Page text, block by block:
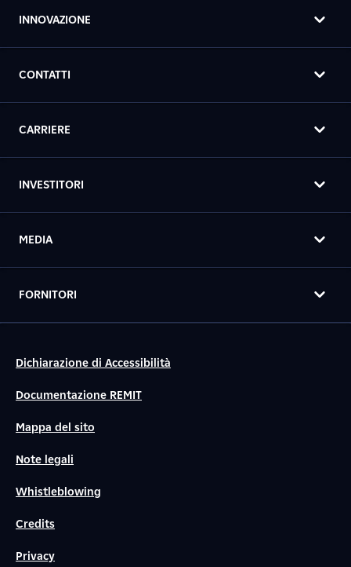
INNOVAZIONE
CONTATTI
CARRIERE
INVESTITORI
MEDIA
FORNITORI
Dichiarazione di Accessibilità
Documentazione REMIT
Mappa del sito
Note legali
Whistleblowing
Credits
Privacy